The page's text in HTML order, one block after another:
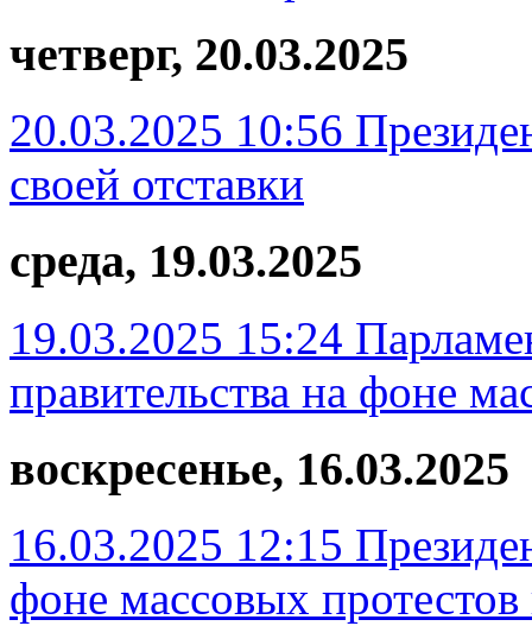
четверг, 20.03.2025
20.03.2025 10:56
своей отставки
среда, 19.03.2025
19.03.2025 15:24
правительства на фоне
воскресенье, 16.03.2025
16.03.2025 12:15
фоне массовых протестов